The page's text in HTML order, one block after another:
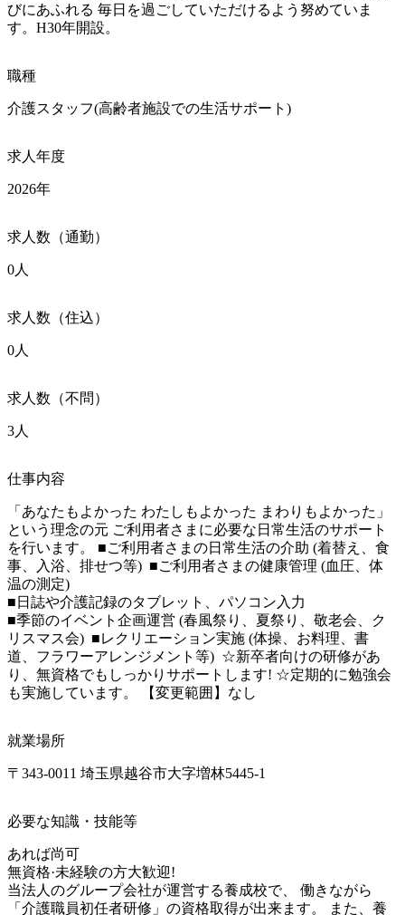
びにあふれる 毎日を過ごしていただけるよう努めていま
す。H30年開設。
職種
介護スタッフ(高齢者施設での生活サポート)
求人年度
2026年
求人数（通勤）
0人
求人数（住込）
0人
求人数（不問）
3人
仕事内容
「あなたもよかった わたしもよかった まわりもよかった」
という理念の元 ご利用者さまに必要な日常生活のサポート
を行います。 ■ご利用者さまの日常生活の介助 (着替え、食
事、入浴、排せつ等)  ■ご利用者さまの健康管理 (血圧、体
温の測定)
■日誌や介護記録のタブレット、パソコン入力
■季節のイベント企画運営 (春風祭り、夏祭り、敬老会、ク
リスマス会)  ■レクリエーション実施 (体操、お料理、書
道、フラワーアレンジメント等)  ☆新卒者向けの研修があ
り、無資格でもしっかりサポートします! ☆定期的に勉強会
も実施しています。 【変更範囲】なし
就業場所
〒343-0011 埼玉県越谷市大字増林5445-1
必要な知識・技能等
あれば尚可
無資格·未経験の方大歓迎!
当法人のグループ会社が運営する養成校で、 働きながら
「介護職員初任者研修」の資格取得が出来ます。 また、養